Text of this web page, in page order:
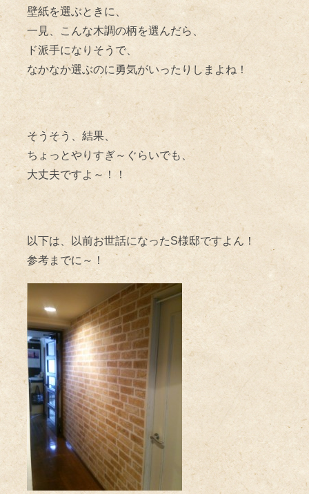
壁紙を選ぶときに、
一見、こんな木調の柄を選んだら、
ド派手になりそうで、
なかなか選ぶのに勇気がいったりしまよね！
そうそう、結果、
ちょっとやりすぎ～ぐらいでも、
大丈夫ですよ～！！
以下は、以前お世話になったS様邸ですよん！
参考までに～！